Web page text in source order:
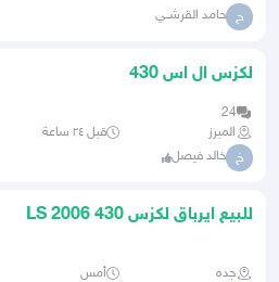
ح حامد القرشــي
لكزس ال اس 430
24
المبرز
قبل ٢٤ ساعة
خ خالد فيصل
للبيع ايرباق لكزس 430 LS 2006
جده أمس